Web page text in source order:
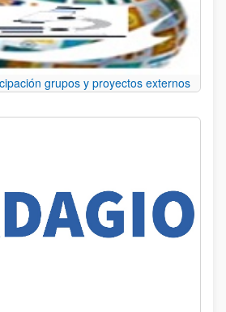
grupos y proyectos externos